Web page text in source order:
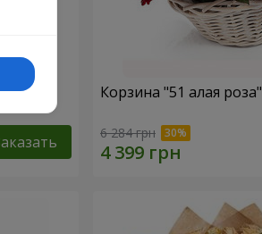
Корзина "51 алая роза"
6 284 грн